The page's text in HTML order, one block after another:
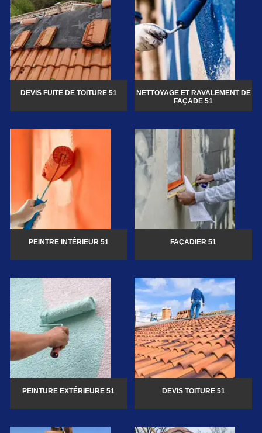
DEVIS FUITE DE TOITURE 51
NETTOYAGE ET RAVALEMENT DE
FAÇADE 51
PEINTRE INTÉRIEUR 51 FAÇADIER 51
PEINTURE EXTÉRIEURE 51 DEVIS TOITURE 51